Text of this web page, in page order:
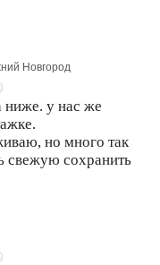
Новгород
ниже. у нас же
но много так
свежую сохранить